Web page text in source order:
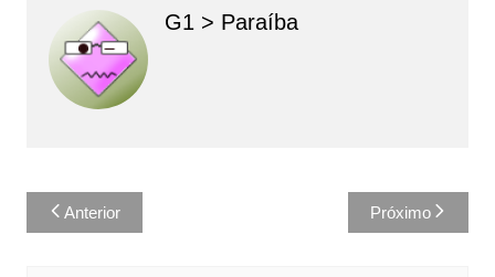
G1 > Paraíba
Navegação
de
Anterior Próximo